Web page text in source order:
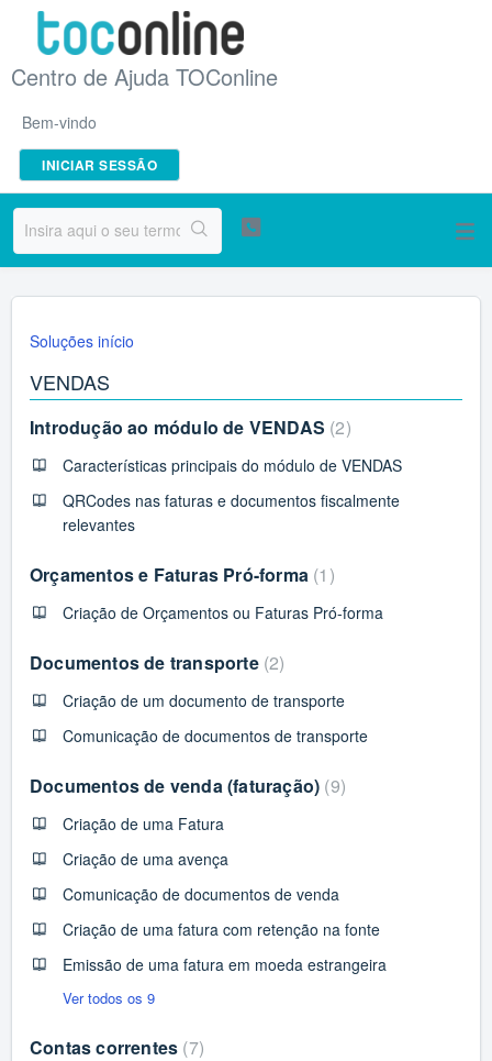
Centro de Ajuda TOConline
Bem-vindo
INICIAR SESSÃO
Soluções início
VENDAS
Introdução ao módulo de VENDAS 2
Características principais do módulo de VENDAS
QRCodes nas faturas e documentos fiscalmente
relevantes
Orçamentos e Faturas Pró-forma 1
Criação de Orçamentos ou Faturas Pró-forma
Documentos de transporte 2
Criação de um documento de transporte
Comunicação de documentos de transporte
Documentos de venda (faturação) 9
Criação de uma Fatura
Criação de uma avença
Comunicação de documentos de venda
Criação de uma fatura com retenção na fonte
Emissão de uma fatura em moeda estrangeira
Ver todos os 9
Contas correntes 7